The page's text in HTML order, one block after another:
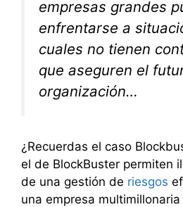
empresas grandes
enfrentarse a
cuales no tienen
que aseguren el
organización…
¿Recuerdas el caso
el de BlockBuster permiten
de una gestión de riesgos
una empresa